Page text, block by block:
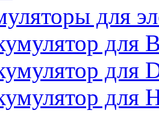
для
для
для
для